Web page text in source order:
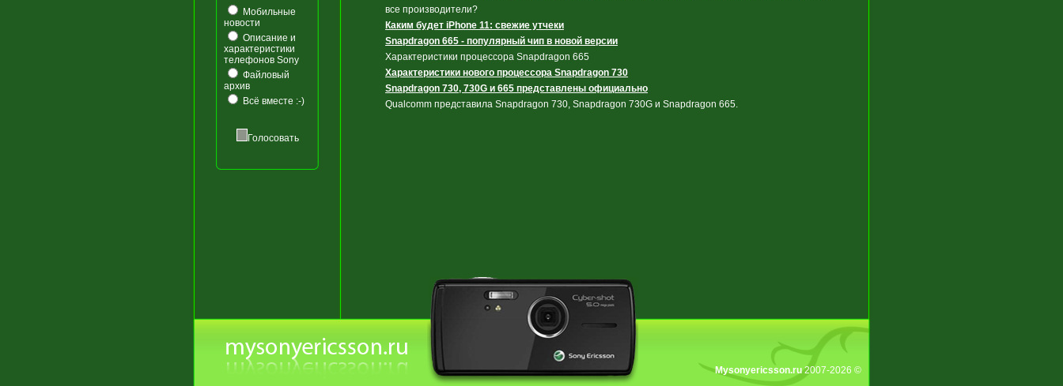
Мобильные
новости
Описание и
характеристики
телефонов Sony
Файловый
архив
Всё вместе :-)
Голосовать
все производители?
Каким будет iPhone 11: свежие утчеки
Snapdragon 665 - популярный чип в новой версии
Характеристики процессора Snapdragon 665
Характеристики нового процессора Snapdragon 730
Snapdragon 730, 730G и 665 представлены официально
Qualcomm представила Snapdragon 730, Snapdragon 730G и Snapdragon 665.
Mysonyericsson.ru2007-2026 ©